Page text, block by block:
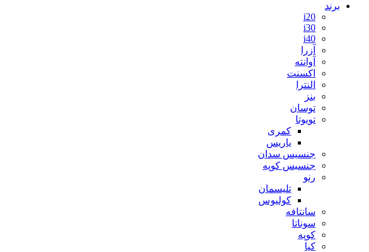
برند
i20
i30
i40
آزرا
آوانته
اکسنت
النترا
بنز
توسان
تویوتا
کمری
یاریس
جنسیس سدان
جنسیس کوپه
رنو
تلیسمان
کولیوس
سانتافه
سوناتا
کوپه
کیا